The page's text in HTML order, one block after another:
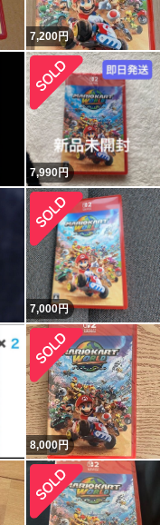
7,200円
7,990円
7,000円
8,000円